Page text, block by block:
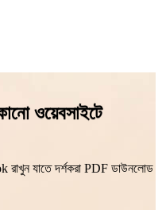
ওয়েবসাইটে
রাখুন যাতে দর্শকরা PDF ডাউনলোড